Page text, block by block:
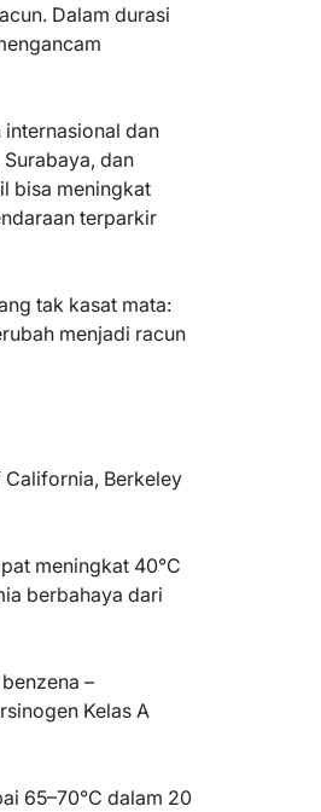
Dalam durasi
internasional dan
dan
bisa meningkat
terparkir
tak kasat mata:
menjadi racun
Berkeley
meningkat 40°C
berbahaya dari
–
Kelas A
65–70°C dalam 20